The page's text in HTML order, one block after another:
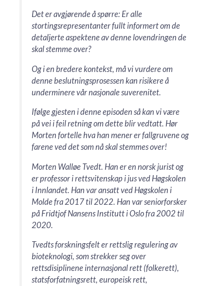
Det er avgjørende å spørre: Er alle
stortingsrepresentanter fullt informert om de
detaljerte aspektene av denne lovendringen de
skal stemme over?
Og i en bredere kontekst, må vi vurdere om
denne beslutningsprosessen kan risikere å
underminere vår nasjonale suverenitet.
Ifølge gjesten i denne episoden så kan vi være
på vei i feil retning om dette blir vedtatt. Hør
Morten fortelle hva han mener er fallgruvene og
farene ved det som nå skal stemmes over!
Morten Walløe Tvedt. Han er en norsk jurist og
er professor i rettsvitenskap i jus ved Høgskolen
i Innlandet. Han var ansatt ved Høgskolen i
Molde fra 2017 til 2022. Han var seniorforsker
på Fridtjof Nansens Institutt i Oslo fra 2002 til
2020.
Tvedts forskningsfelt er rettslig regulering av
bioteknologi, som strekker seg over
rettsdisiplinene internasjonal rett (folkerett),
statsforfatningsrett, europeisk rett,